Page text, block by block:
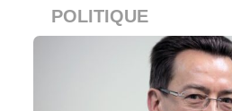
POLITIQUE